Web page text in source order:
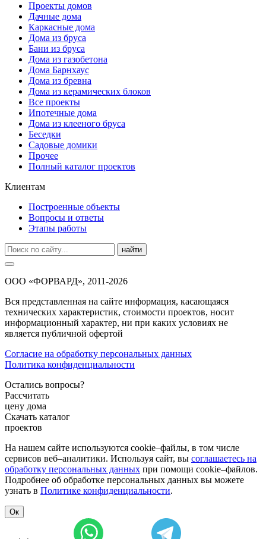
Проекты домов
Дачные дома
Каркасные дома
Дома из бруса
Бани из бруса
Дома из газобетона
Дома Барнхаус
Дома из бревна
Дома из керамических блоков
Все проекты
Ипотечные дома
Дома из клееного бруса
Беседки
Садовые домики
Прочее
Полный каталог проектов
Клиентам
Построенные объекты
Вопросы и ответы
Этапы работы
найти
ООО «ФОРВАРД», 2011-2026
Вся представленная на сайте информация, касающаяся
технических характеристик, стоимости проектов, носит
информационный характер, ни при каких условиях не
является публичной офертой
Согласие на обработку персональных данных
Политика конфиденциальности
Остались вопросы?
Рассчитать
цену дома
Скачать каталог
проектов
На нашем сайте используются cookie–файлы, в том числе
сервисов веб–аналитики. Используя сайт, вы соглашаетесь на
обработку персональных данных при помощи cookie–файлов.
Подробнее об обработке персональных данных вы можете
узнать в Политике конфиденциальности.
Ок